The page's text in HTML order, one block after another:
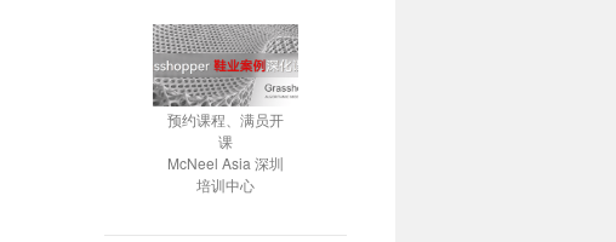
预约课程、满员开
课
McNeel Asia 深圳
培训中心